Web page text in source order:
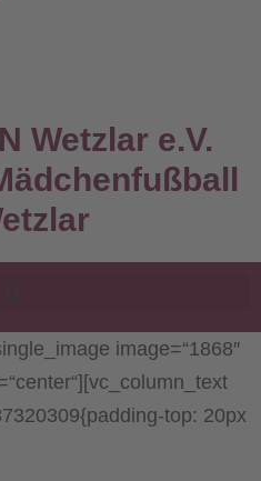
Wetzlar e.V.
image=“1868″
top: 20px